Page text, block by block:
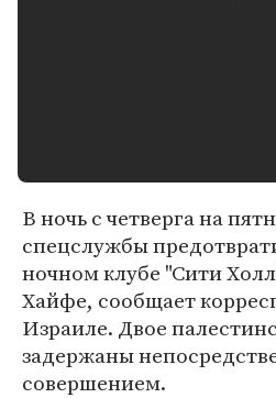
В ночь с четверга на
спецслужбы
ночном клубе "Сити
Хайфе, сообщает
Израиле. Двое
задержаны
совершением.